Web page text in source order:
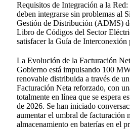
Requisitos de Integración a la
deben integrarse sin problemas al
Gestión de Distribución (ADMS)
Libro de Códigos del Sector
satisfacer la Guía de Interconexión
La Evolución de la Facturación
Gobierno está impulsando 100
renovable distribuida a través de
Facturación Neta reforzado, con
totalmente en línea que se espera
de 2026. Se han iniciado
aumentar el umbral de facturación
almacenamiento en baterías en el